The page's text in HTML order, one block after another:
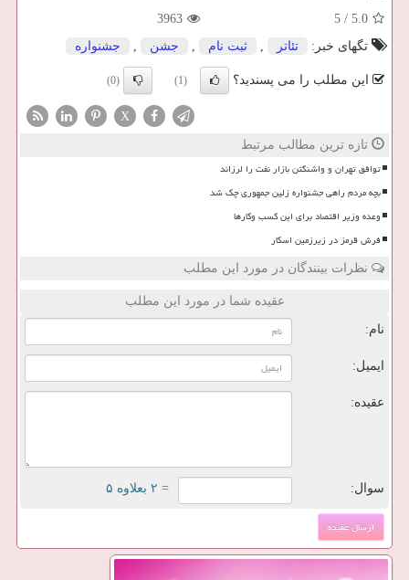
5.0
/
5
3963
تگهای خبر:
تئاتر , ثبت نام , جشن , جشنواره
این مطلب را می پسندید؟ (1)
(0)
X
تازه ترین مطالب مرتبط
توافق تهران و واشنگتن بازار نفت را لرزاند
بچه مردم راهی جشنواره زلین جمهوری چک شد
وعده وزیر اقتصاد برای این کسب وکارها
فرش قرمز در زیرزمین اسکار
نظرات بینندگان در مورد این مطلب
عقیده شما در مورد این مطلب
نام:
ایمیل:
عقیده:
سوال: = ۲ بعلاوه ۵